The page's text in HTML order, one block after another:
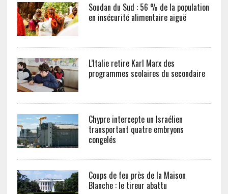
Soudan du Sud : 56 % de la population
en insécurité alimentaire aiguë
L’Italie retire Karl Marx des
programmes scolaires du secondaire
Chypre intercepte un Israélien
transportant quatre embryons
congelés
Coups de feu près de la Maison
Blanche : le tireur abattu